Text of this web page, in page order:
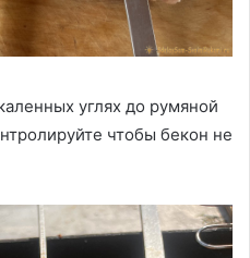
углях до румяной
чтобы бекон не